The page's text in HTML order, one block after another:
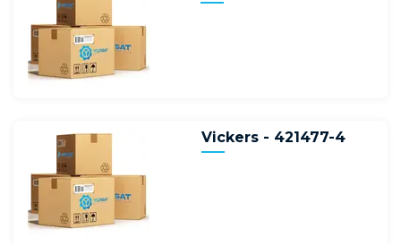
Vickers - 421477-4